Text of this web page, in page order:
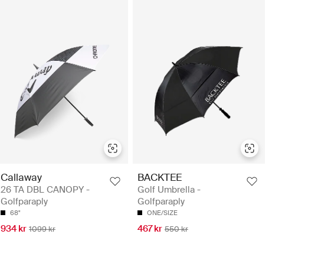
Callaway
26 TA DBL CANOPY -
Golfparaply
68"
934 kr 1099 kr
BACKTEE
Golf Umbrella -
Golfparaply
ONE/SIZE
467 kr 550 kr